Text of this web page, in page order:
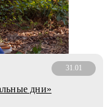
31.01
дни»